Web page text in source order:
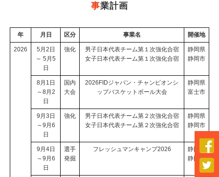
事業計画
年 月日 区分 事業名 開催地
2026
5月2日
～ 5月5
日
強化
男子日本代表チーム第１次強化合宿
女子日本代表チーム第１次強化合宿
静岡県
静岡市
8月1日
～8月2
日
国内
大会
2026FIDジャパン・チャンピオンシ
ップバスケットボール大会
静岡県
富士市
9月3日
～9月6
日
強化
男子日本代表チーム第２次強化合宿
女子日本代表チーム第２次強化合宿
静岡県
静岡市
9月4日
～9月6
日
選手
発掘
フレッシュマンキャンプ2026
静岡県
静岡市

